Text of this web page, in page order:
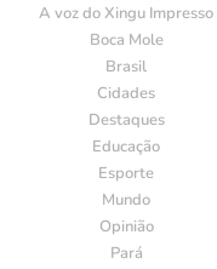
A voz do Xingu Impresso
Boca Mole
Brasil
Cidades
Destaques
Educação
Esporte
Mundo
Opinião
Pará